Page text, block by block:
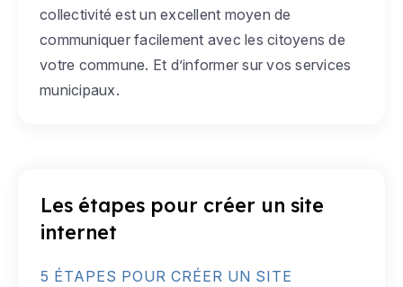
collectivité est un excellent moyen de
communiquer facilement avec les citoyens de
votre commune. Et d’informer sur vos services
municipaux.
Les étapes pour créer un site
internet
5 ÉTAPES POUR CRÉER UN SITE